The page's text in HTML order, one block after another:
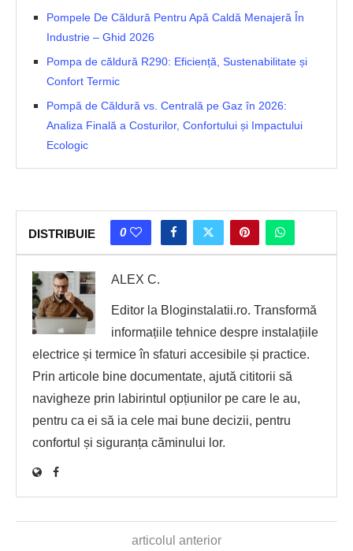
Pompele De Căldură Pentru Apă Caldă Menajeră În
Industrie – Ghid 2026
Pompa de căldură R290: Eficiență, Sustenabilitate și
Confort Termic
Pompă de Căldură vs. Centrală pe Gaz în 2026:
Analiza Finală a Costurilor, Confortului și Impactului
Ecologic
DISTRIBUIE 0
ALEX C.
Editor la Bloginstalatii.ro. Transformă
informațiile tehnice despre instalațiile
electrice și termice în sfaturi accesibile și practice.
Prin articole bine documentate, ajută cititorii să
navigheze prin labirintul opțiunilor pe care le au,
pentru ca ei să ia cele mai bune decizii, pentru
confortul și siguranța căminului lor.
articolul anterior